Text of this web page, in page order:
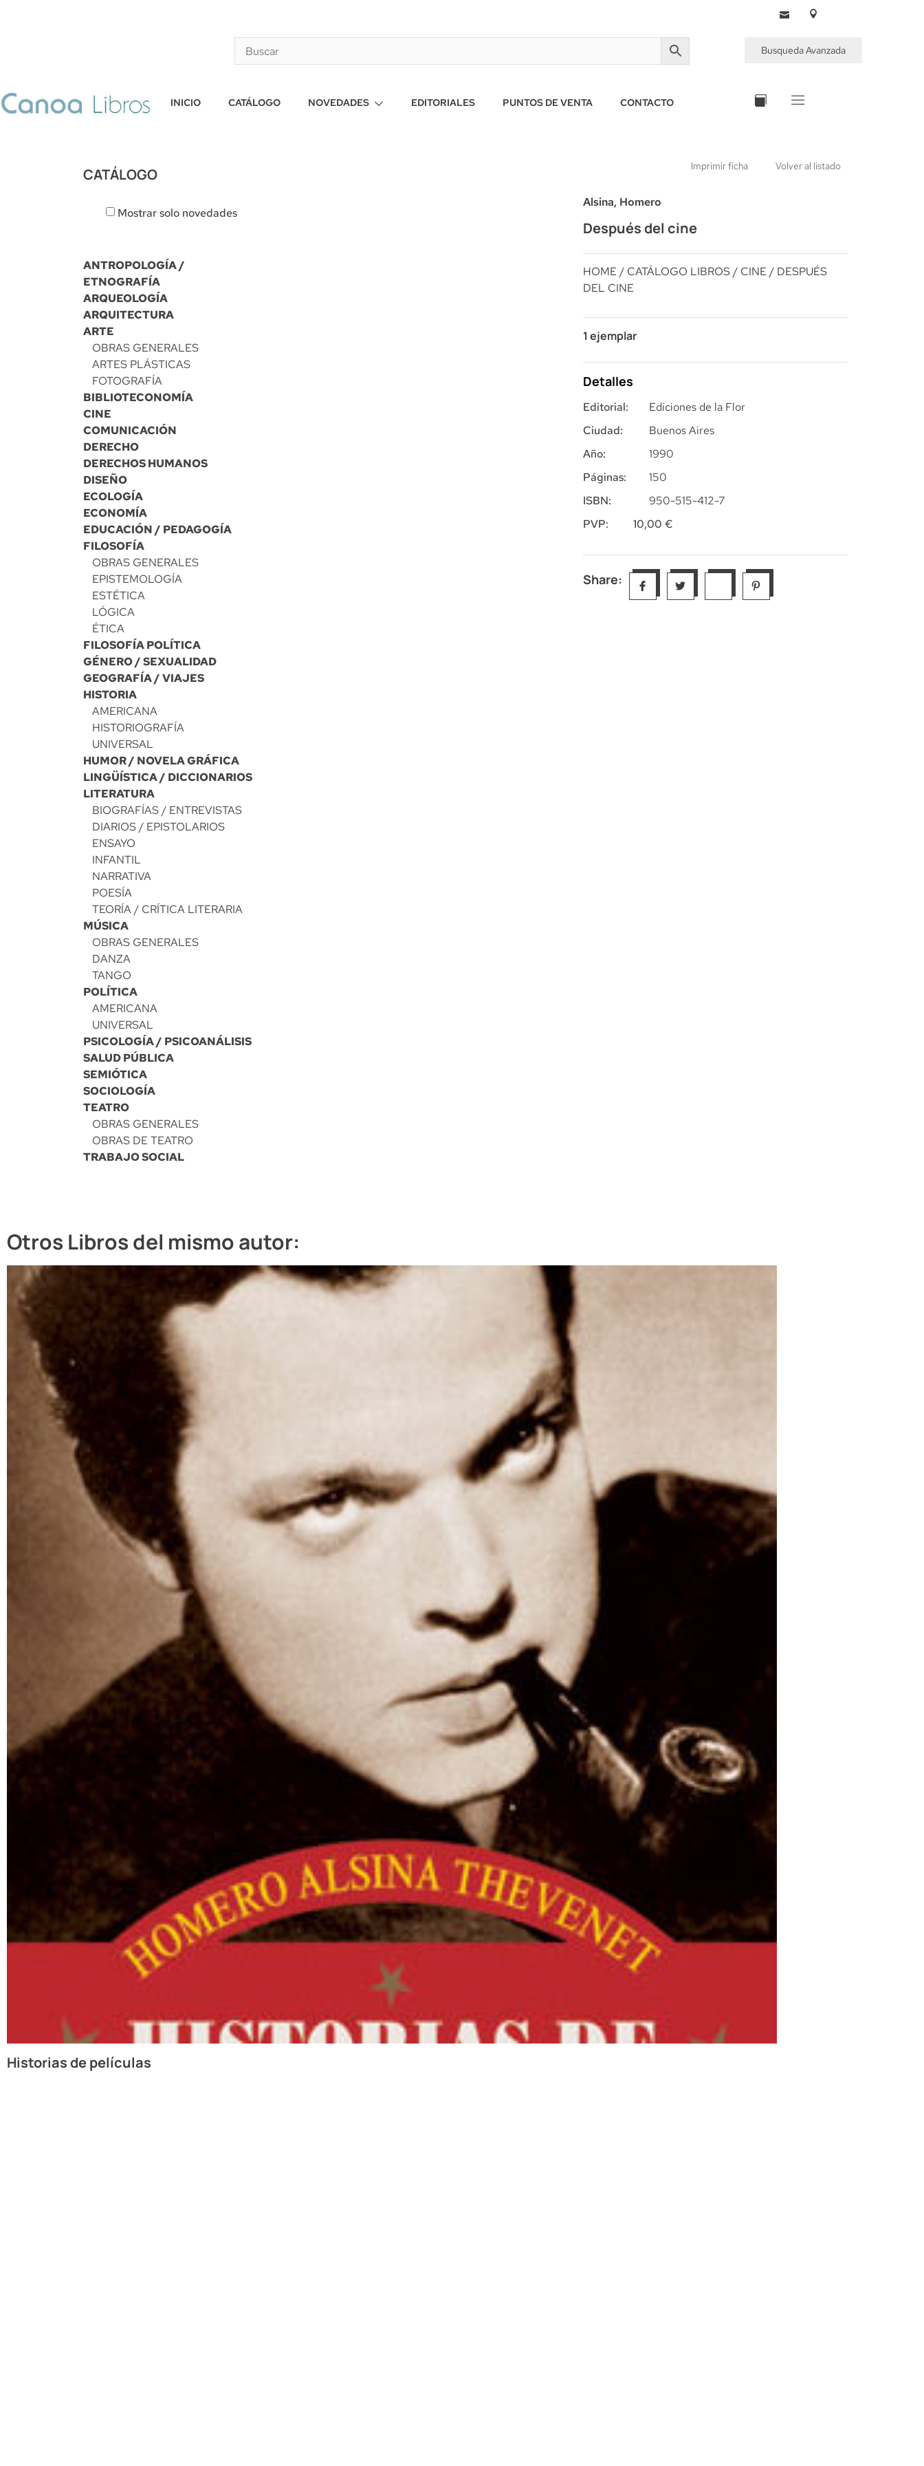
Busqueda Avanzada
INICIO CATÁLOGO NOVEDADES EDITORIALES PUNTOS DE VENTA CONTACTO
CATÁLOGO
Mostrar solo novedades
ANTROPOLOGÍA /
ETNOGRAFÍA
ARQUEOLOGÍA
ARQUITECTURA
ARTE
OBRAS GENERALES
ARTES PLÁSTICAS
FOTOGRAFÍA
BIBLIOTECONOMÍA
CINE
COMUNICACIÓN
DERECHO
DERECHOS HUMANOS
DISEÑO
ECOLOGÍA
ECONOMÍA
EDUCACIÓN / PEDAGOGÍA
FILOSOFÍA
OBRAS GENERALES
EPISTEMOLOGÍA
ESTÉTICA
LÓGICA
ÉTICA
FILOSOFÍA POLÍTICA
GÉNERO / SEXUALIDAD
GEOGRAFÍA / VIAJES
HISTORIA
AMERICANA
HISTORIOGRAFÍA
UNIVERSAL
HUMOR / NOVELA GRÁFICA
LINGÜÍSTICA / DICCIONARIOS
LITERATURA
BIOGRAFÍAS / ENTREVISTAS
DIARIOS / EPISTOLARIOS
ENSAYO
INFANTIL
NARRATIVA
POESÍA
TEORÍA / CRÍTICA LITERARIA
MÚSICA
OBRAS GENERALES
DANZA
TANGO
POLÍTICA
AMERICANA
UNIVERSAL
PSICOLOGÍA / PSICOANÁLISIS
SALUD PÚBLICA
SEMIÓTICA
SOCIOLOGÍA
TEATRO
OBRAS GENERALES
OBRAS DE TEATRO
TRABAJO SOCIAL
Imprimir ficha Volver al listado
Alsina, Homero
Después del cine
HOME/ CATÁLOGO LIBROS/ CINE/ DESPUÉS
DEL CINE
1 ejemplar
Detalles
Editorial:
Ciudad:
Año:
Páginas:
ISBN:
Ediciones de la Flor
Buenos Aires
1990
150
950-515-412-7
PVP:
10,00 €
Share:
Otros Libros del mismo autor:
Historias de películas